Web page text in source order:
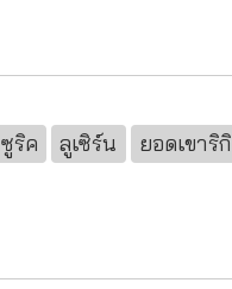
ซูริค ลูเซิร์น ยอดเขาริกิ